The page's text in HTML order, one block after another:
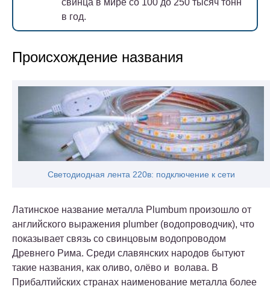
в год.
Происхождение названия
Светодиодная лента 220в: подключение к сети
Латинское название металла Plumbum произошло от
английского выражения plumber (водопроводчик), что
показывает связь со свинцовым водопроводом
Древнего Рима. Среди славянских народов бытуют
такие названия, как оливо, олёво и волава. В
Прибалтийских странах наименование металла более